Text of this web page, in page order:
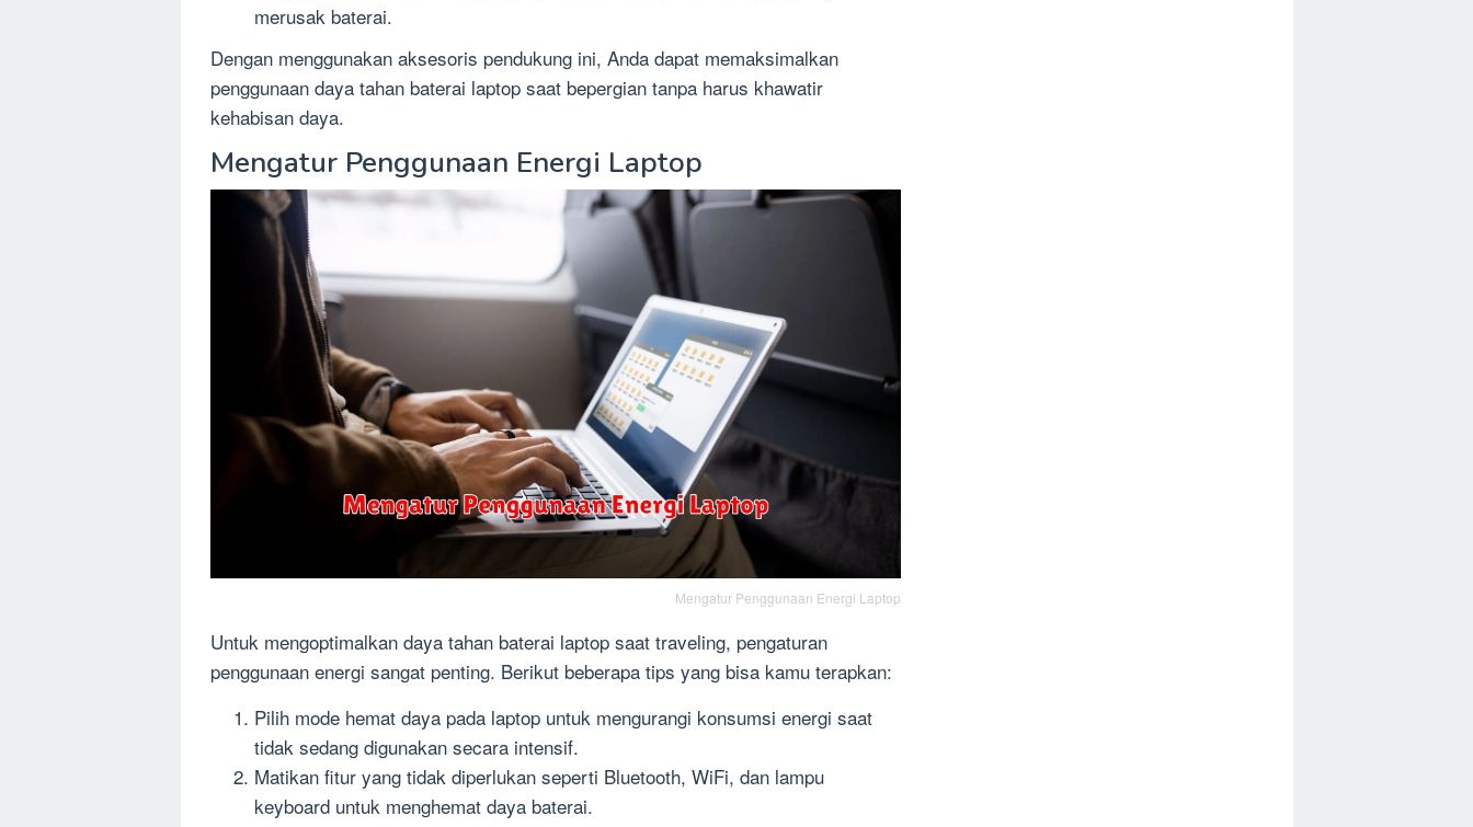
merusak baterai.
Dengan menggunakan aksesoris pendukung ini, Anda dapat memaksimalkan
penggunaan daya tahan baterai laptop saat bepergian tanpa harus khawatir
kehabisan daya.
Mengatur Penggunaan Energi Laptop
Mengatur Penggunaan Energi Laptop
Untuk mengoptimalkan daya tahan baterai laptop saat traveling, pengaturan
penggunaan energi sangat penting. Berikut beberapa tips yang bisa kamu terapkan:
Pilih mode hemat daya pada laptop untuk mengurangi konsumsi energi saat
tidak sedang digunakan secara intensif.
Matikan fitur yang tidak diperlukan seperti Bluetooth, WiFi, dan lampu
keyboard untuk menghemat daya baterai.